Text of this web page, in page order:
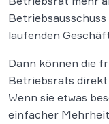
laufenden
Dann können die
Betriebsrats
Wenn sie etwas
einfacher